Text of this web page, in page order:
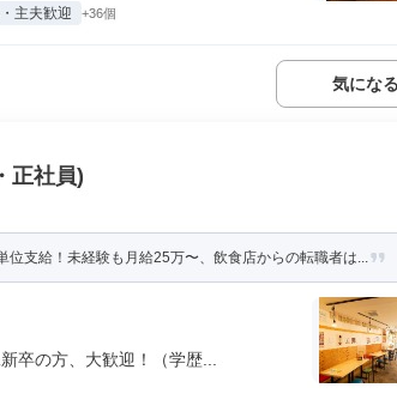
主夫歓迎 +36個
気になる
正社員)
位支給！未経験も月給25万〜、飲食店からの転職者は...
卒の方、大歓迎！（学歴...